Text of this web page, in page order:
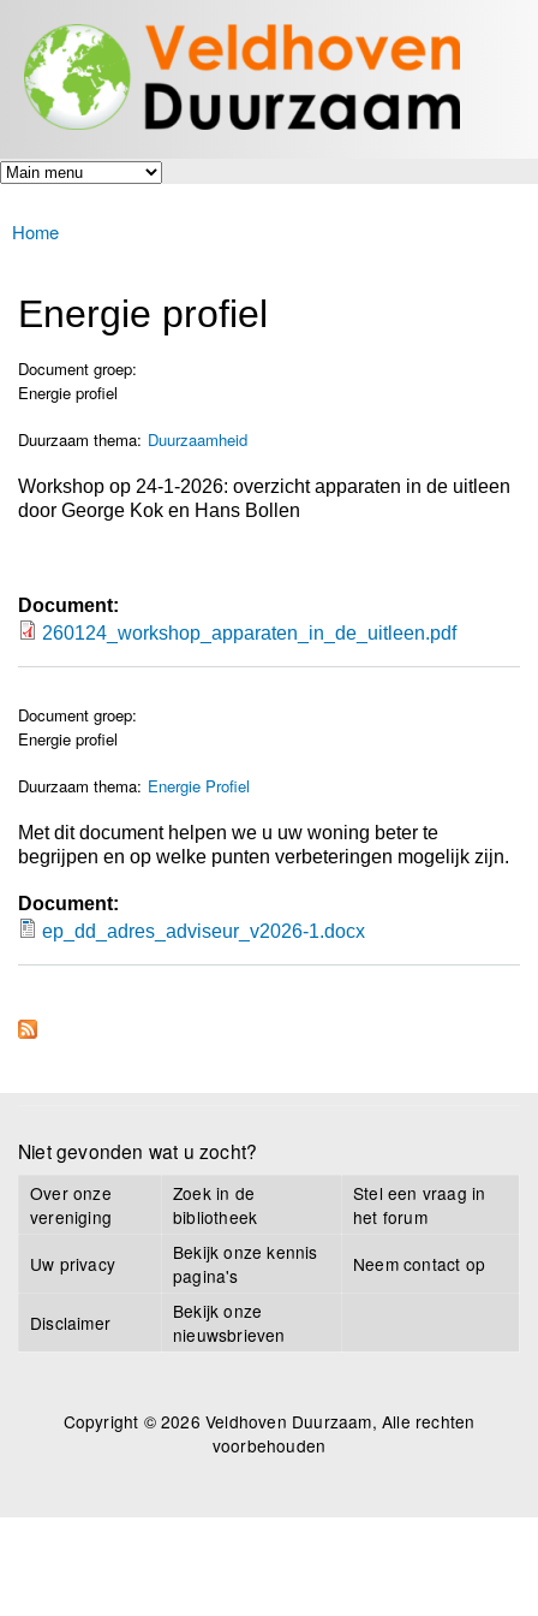
en naar
de inhoud
gaan
Veldhoven
Duurzaam
Energiek
naar de
toekomst
U bent hier
Home
Energie profiel
Document groep:
Energie profiel
Duurzaam thema: Duurzaamheid
Workshop op 24-1-2026: overzicht apparaten in de uitleen
door George Kok en Hans Bollen
Document:
260124_workshop_apparaten_in_de_uitleen.pdf
Document groep:
Energie profiel
Duurzaam thema: Energie Profiel
Met dit document helpen we u uw woning beter te
begrijpen en op welke punten verbeteringen mogelijk zijn.
Document:
ep_dd_adres_adviseur_v2026-1.docx
ep_dd_adres_adviseur_v2026-1.docx
Niet gevonden wat u zocht?
Over onze
vereniging
Zoek in de
bibliotheek
Stel een vraag in
het forum
Uw privacy
Bekijk onze kennis
pagina's
Neem contact op
Disclaimer
Bekijk onze
nieuwsbrieven
Copyright © 2026 Veldhoven Duurzaam, Alle rechten
voorbehouden